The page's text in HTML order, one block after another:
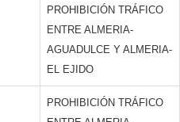
PROHIBICIÓN TRÁFICO
ENTRE ALMERIA-
AGUADULCE Y ALMERIA-
EL EJIDO
PROHIBICIÓN TRÁFICO